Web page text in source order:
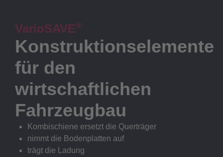
VarioSAVE®
Konstruktionselemente
für den
wirtschaftlichen
Fahrzeugbau
Kombischiene ersetzt die Querträger
nimmt die Bodenplatten auf
trägt die Ladung